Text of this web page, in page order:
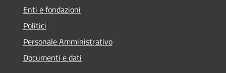
Enti e fondazioni
Politici
Personale Amministrativo
Documenti e dati